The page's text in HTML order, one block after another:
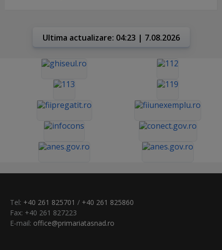
Ultima actualizare: 04:23 | 7.08.2026
Tel: +40 261 825701 / +40 261 825860
Fax: +40 261 827223
E-mail: office@primariatasnad.ro